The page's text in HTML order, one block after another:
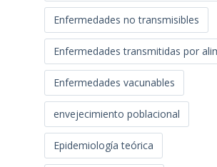
Enfermedades no transmisibles
Enfermedades transmitidas por
Enfermedades vacunables
envejecimiento poblacional
Epidemiología teórica